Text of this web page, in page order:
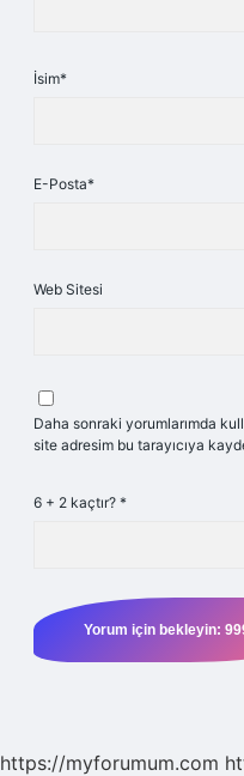
İsim*
E-Posta*
Web Sitesi
Daha sonraki yorumlarımda
site adresim bu tarayıcıya
6 + 2 kaçtır? *
https://myforumum.com